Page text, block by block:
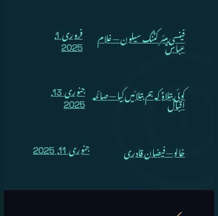
فینسی ہیئر کٹنگ سیلون — غلام
عباس
فروری 1,
2025
کوئی بتلاوؑ کہ ہم بتلائیں کیا — صائمہ
اقبال
جنوری 13,
2025
خالو — فیضان قادری جنوری 11, 2025